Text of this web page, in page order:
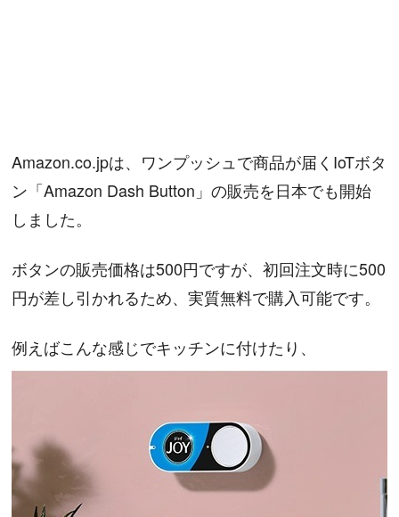
Amazon.co.jpは、ワンプッシュで商品が届くIoTボタ
ン「Amazon Dash Button」の販売を日本でも開始
しました。
ボタンの販売価格は500円ですが、初回注文時に500
円が差し引かれるため、実質無料で購入可能です。
例えばこんな感じでキッチンに付けたり、